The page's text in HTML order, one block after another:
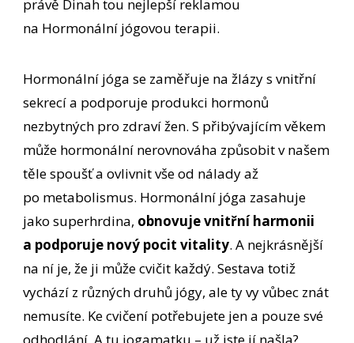
právě Dinah tou nejlepší reklamou
na Hormonální jógovou terapii.
Hormonální jóga se zaměřuje na žlázy s vnitřní
sekrecí a podporuje produkci hormonů
nezbytných pro zdraví žen. S přibývajícím věkem
může hormonální nerovnováha způsobit v našem
těle spoušť a ovlivnit vše od nálady až
po metabolismus. Hormonální jóga zasahuje
jako superhrdina, obnovuje vnitřní harmonii
a podporuje nový pocit vitality. A nejkrásnější
na ní je, že ji může cvičit každý. Sestava totiž
vychází z různých druhů jógy, ale ty vy vůbec znát
nemusíte. Ke cvičení potřebujete jen a pouze své